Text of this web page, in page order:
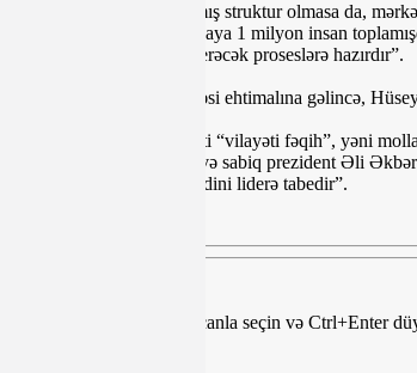
“Milli hərəkat təşkilatlanmış struktur olmasa da,
günün içərisində bu partiyaya 1 milyon insan
Güney Azərbaycan baş verəcək proseslərə hazırdır”.
Molla rejiminin yenilənməsi ehtimalına gəlincə,
“İranın hazırki hakimiyyəti “vilayəti fəqih”, yəni
Məsələn, Mehdi Kərrubi və sabiq prezident Əli
təhlükəsizlik orqanları ali dini liderə tabedir”.
Mətndə səhv var? Onu siçanla seçin və Ctrl+Enter